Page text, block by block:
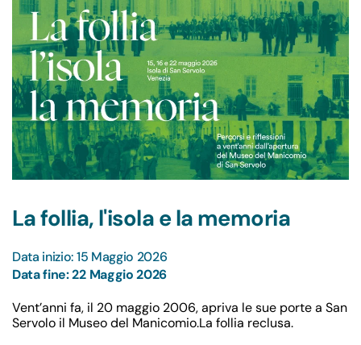
La follia, l'isola e la memoria
Data inizio: 15 Maggio 2026
Data fine: 22 Maggio 2026
Vent’anni fa, il 20 maggio 2006, apriva le sue porte a San
Servolo il Museo del Manicomio.La follia reclusa.